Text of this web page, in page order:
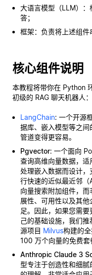
大语言模型（LLM）
答；
框架：负责将上述组件
核心组件说明
本教程将带你在 Python
初级的 RAG 聊天机器人：
LangChain: 一个开源
据库、嵌入模型等之间
管道变得更容易。
Pgvector: 一个面向
查询高维向量数据，
处理嵌入数据而设计
行快速的近似最近邻
向量搜索附加组件，
展性、可用性以及其
足。因此，如果您需
己的基础设施，我们推
源项目 Milvus构建的
100 万个向量的免费套
Anthropic Claude 3
型专注于创造性和细